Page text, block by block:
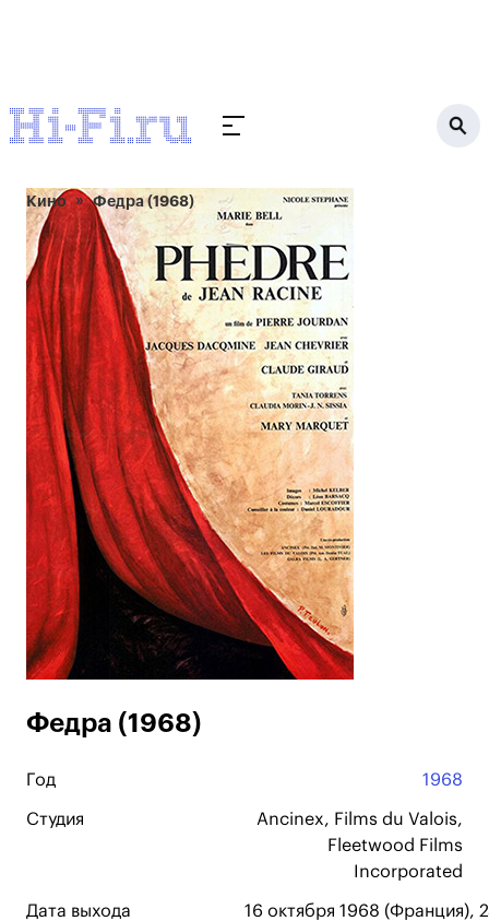
Кино Федра (1968)
Федра (1968)
Год 1968
Студия
Ancinex, Films du Valois,
Fleetwood Films
Incorporated
Дата выхода 16 октября 1968 (Франция),